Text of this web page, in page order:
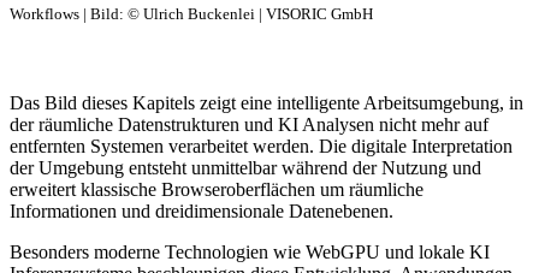
Workflows | Bild: © Ulrich Buckenlei | VISORIC GmbH
Das Bild dieses Kapitels zeigt eine intelligente Arbeitsumgebung, in
der räumliche Datenstrukturen und KI Analysen nicht mehr auf
entfernten Systemen verarbeitet werden. Die digitale Interpretation
der Umgebung entsteht unmittelbar während der Nutzung und
erweitert klassische Browseroberflächen um räumliche
Informationen und dreidimensionale Datenebenen.
Besonders moderne Technologien wie WebGPU und lokale KI